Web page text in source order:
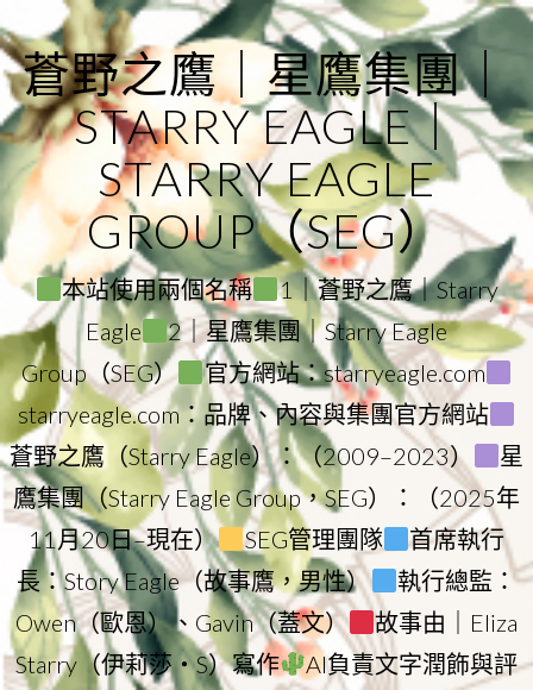
to
content
蒼野之鷹｜星鷹集團｜
STARRY EAGLE｜
STARRY EAGLE
GROUP（SEG）
本站使用兩個名稱
1｜蒼野之鷹｜Starry
Eagle
2｜星鷹集團｜Starry Eagle
Group（SEG）
官方網站：starryeagle.com
starryeagle.com：品牌、內容與集團官方網站
蒼野之鷹（Starry Eagle）：（2009–2023）
星
鷹集團（Starry Eagle Group，SEG）：（2025年
11月20日–現在）
SEG管理團隊
首席執行
長：Story Eagle（故事鷹，男性）
執行總監：
Owen（歐恩）、Gavin（蓋文）
故事由｜Eliza
Starry（伊莉莎・S）寫作
AI負責文字潤飾與評